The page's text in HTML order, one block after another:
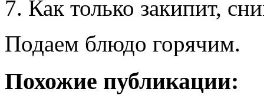
7. Как только закипит,
Подаем блюдо горячим.
Похожие публикации: